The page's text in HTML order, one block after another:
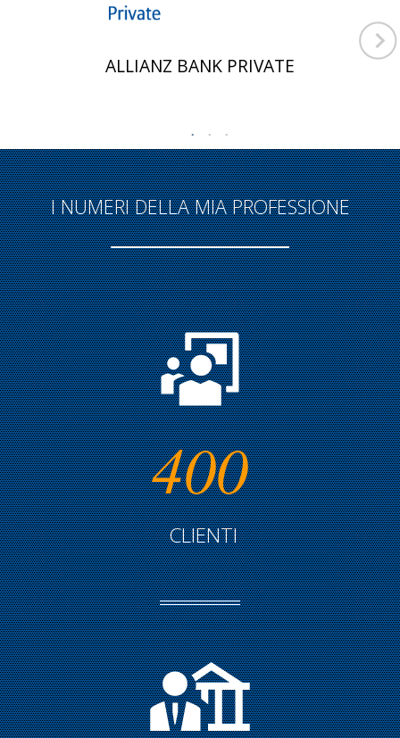
ALLIANZ BANK PRIVATE
I NUMERI DELLA MIA PROFESSIONE
400
CLIENTI